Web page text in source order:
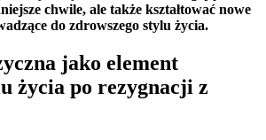
chwile, ale także kształtować nowe
do zdrowszego stylu życia.
jako element
życia po rezygnacji z